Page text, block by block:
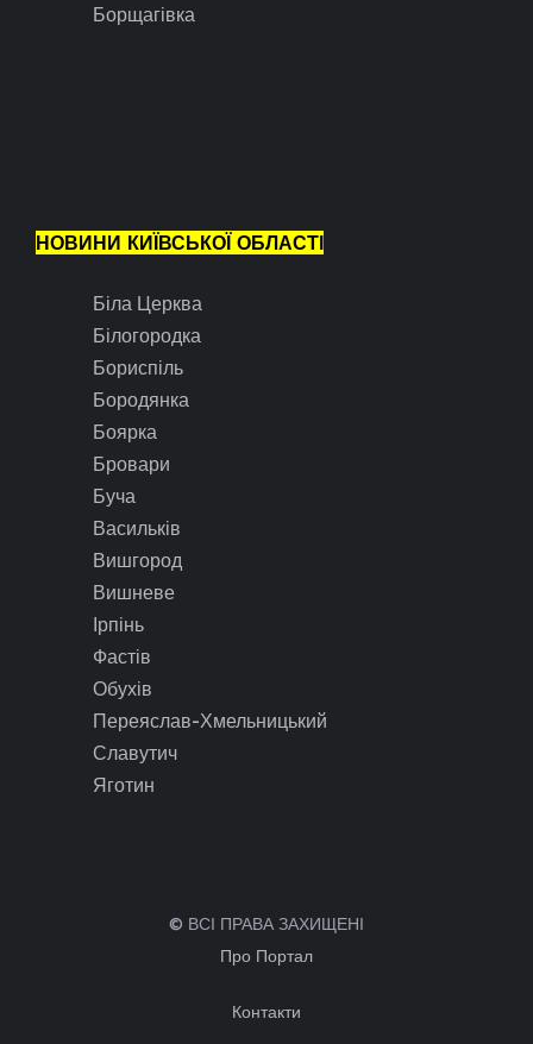
Борщагівка
НОВИНИ КИЇВСЬКОЇ ОБЛАСТІ
Біла Церква
Білогородка
Бориспіль
Бородянка
Боярка
Бровари
Буча
Васильків
Вишгород
Вишневе
Ірпінь
Фастів
Обухів
Переяслав-Хмельницький
Славутич
Яготин
© ВСІ ПРАВА ЗАХИЩЕНІ
Про Портал
Контакти